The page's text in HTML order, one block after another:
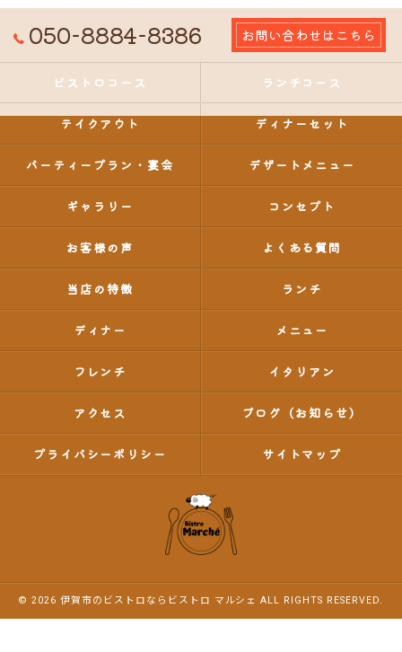
050-8884-8386 お問い合わせはこちら
ビストロコース ランチコース
テイクアウト ディナーセット
パーティープラン・宴会 デザートメニュー
ギャラリー コンセプト
お客様の声 よくある質問
当店の特徴 ランチ
ディナー メニュー
フレンチ イタリアン
アクセス ブログ（お知らせ）
プライバシーポリシー サイトマップ
© 2026 伊賀市のビストロならビストロ マルシェ ALL RIGHTS RESERVED.